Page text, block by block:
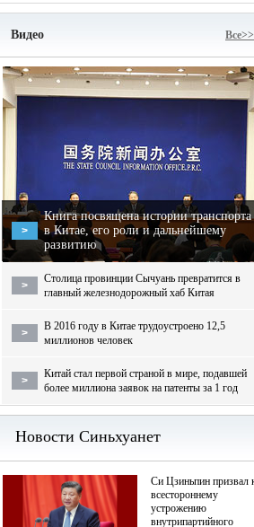
Видео Bce>>
>
Книга посвящена истории транспорта
в Китае, его роли и дальнейшему
развитию
>
Столица провинции Сычуань превратится в
главный железнодорожный хаб Китая
>
В 2016 году в Китае трудоустроено 12,5
миллионов человек
>
Китай стал первой страной в мире, подавшей
более миллиона заявок на патенты за 1 год